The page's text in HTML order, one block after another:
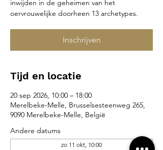
inwijden in de geheimen van het
oervrouwelijke doorheen 13 archetypes.
Inschrijven
Tijd en locatie
20 sep 2026, 10:00 – 18:00
Merelbeke-Melle, Brusselsesteenweg 265,
9090 Merelbeke-Melle, België
Andere datums
zo 11 okt, 10:00